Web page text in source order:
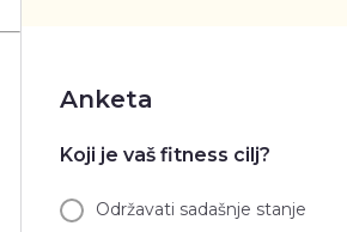
Anketa
Koji je vaš fitness cilj?
Održavati sadašnje stanje